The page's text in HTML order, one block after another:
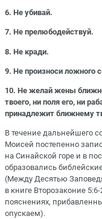
6. Не убивай.
7. Не прелюбодействуй.
8. Не кради.
9. Не произноси ложного
10. Не желай жены
твоего, ни поля его, ни
принадлежит ближнему
В течение дальнейшего
Моисей постепенно
на Синайской горе и в
образовались
(Между Десятью
в книге Второзаконие
пояснениях,
опускаем).